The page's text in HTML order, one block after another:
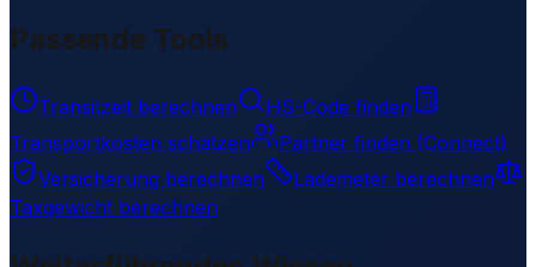
Passende Tools
Transitzeit berechnen
HS-Code finden
Transportkosten schätzen
Partner finden (Connect)
Versicherung berechnen
Lademeter berechnen
Taxgewicht berechnen